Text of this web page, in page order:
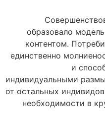
образовало
контентом.
единственно
и
индивидуальными
от остальных
необходимости в